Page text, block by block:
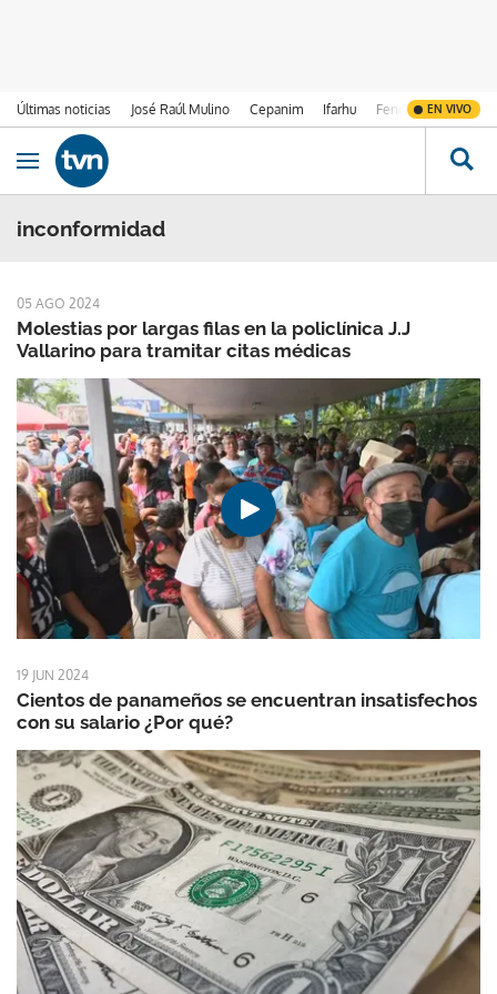
Últimas noticias José Raúl Mulino Cepanim Ifarhu Fenómeno de El
EN VIVO
Ir al contenido
Obrir navegació
inconformidad
05 AGO 2024
Molestias por largas filas en la policlínica J.J
Vallarino para tramitar citas médicas
19 JUN 2024
Cientos de panameños se encuentran insatisfechos
con su salario ¿Por qué?